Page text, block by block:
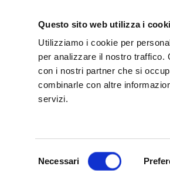
Questo sito web utilizza i
Utilizziamo i cookie per
per analizzare il nostro traffico.
con i nostri partner che si
combinarle con altre
servizi.
Necessari
Federazione Italiana Agenti
A Firenze Fiaip presenta in
5 Marzo 2025byUfficio Stampa